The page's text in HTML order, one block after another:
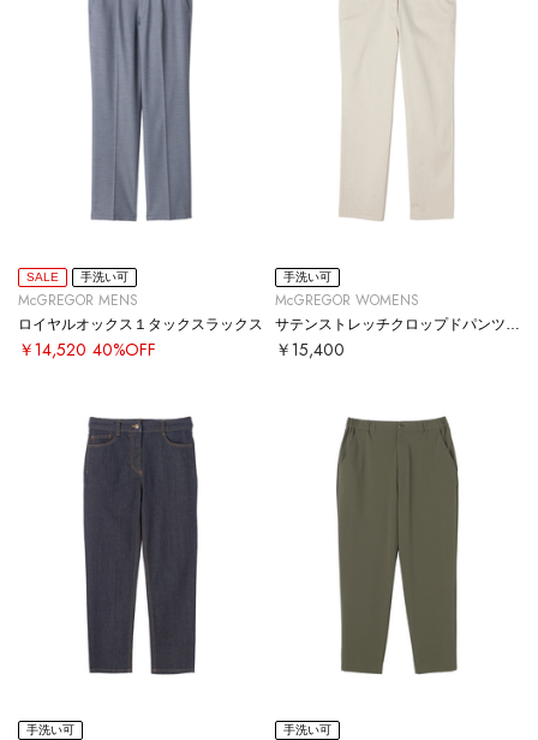
SALE 手洗い可
McGREGOR MENS
ロイヤルオックス１タックスラックス
￥14,520 40%OFF
手洗い可
McGREGOR WOMENS
￥15,400
手洗い可 手洗い可